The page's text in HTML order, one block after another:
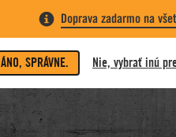
Doprava zadarmo na
ÁNO, SPRÁVNE. Nie, vybrať inú